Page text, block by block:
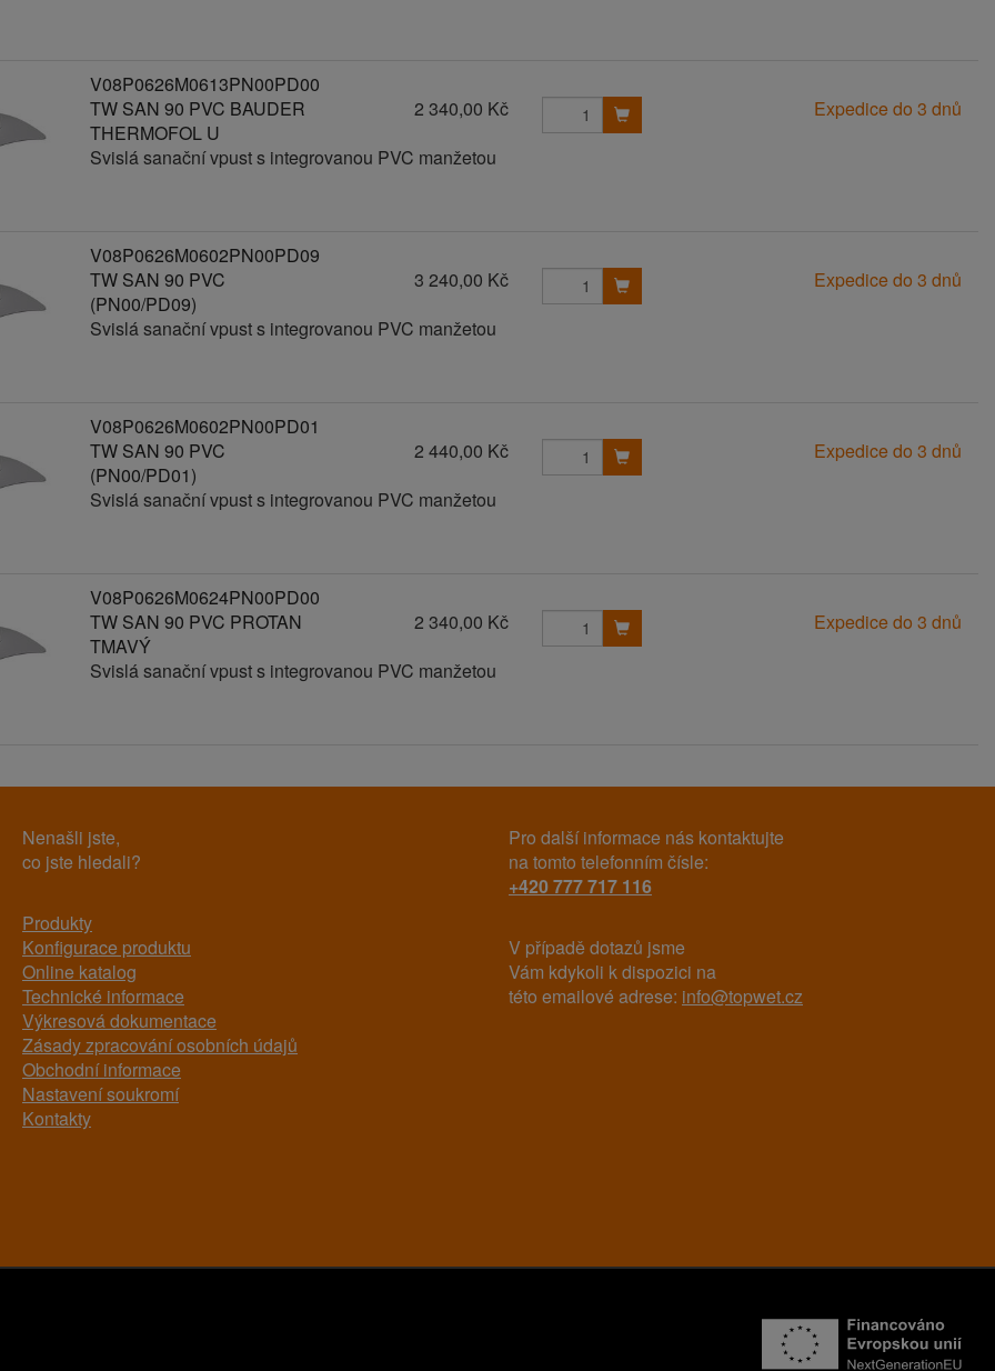
V08P0626M0613PN00PD00
TW SAN 90 PVC BAUDER
THERMOFOL U
2 340,00 Kč
Expedice do 3 dnů
Svislá sanační vpust s integrovanou PVC manžetou
V08P0626M0602PN00PD09
TW SAN 90 PVC
(PN00/PD09)
3 240,00 Kč
Expedice do 3 dnů
Svislá sanační vpust s integrovanou PVC manžetou
V08P0626M0602PN00PD01
TW SAN 90 PVC
(PN00/PD01)
2 440,00 Kč
Expedice do 3 dnů
Svislá sanační vpust s integrovanou PVC manžetou
V08P0626M0624PN00PD00
TW SAN 90 PVC PROTAN
TMAVÝ
2 340,00 Kč
Expedice do 3 dnů
Svislá sanační vpust s integrovanou PVC manžetou
Nenašli jste,
co jste hledali?
Produkty
Konfigurace produktu
Online katalog
Technické informace
Výkresová dokumentace
Zásady zpracování osobních údajů
Obchodní informace
Nastavení soukromí
Kontakty
Pro další informace nás kontaktujte
na tomto telefonním čísle:
+420 777 717 116
V případě dotazů jsme
Vám kdykoli k dispozici na
této emailové adrese: info@topwet.cz